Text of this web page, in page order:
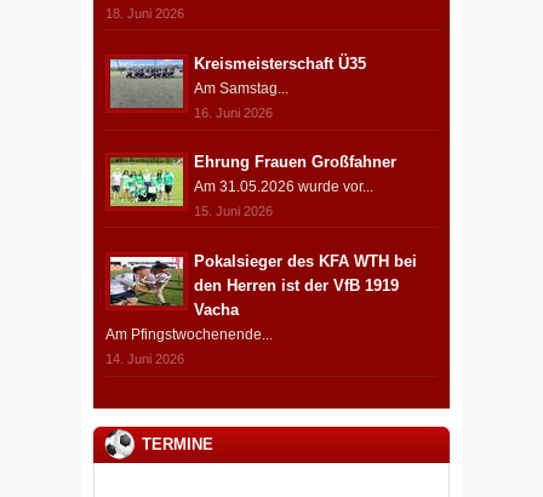
18. Juni 2026
Kreismeisterschaft Ü35
Am Samstag...
16. Juni 2026
Ehrung Frauen Großfahner
Am 31.05.2026 wurde vor...
15. Juni 2026
Pokalsieger des KFA WTH bei
den Herren ist der VfB 1919
Vacha
Am Pfingstwochenende...
14. Juni 2026
TERMINE